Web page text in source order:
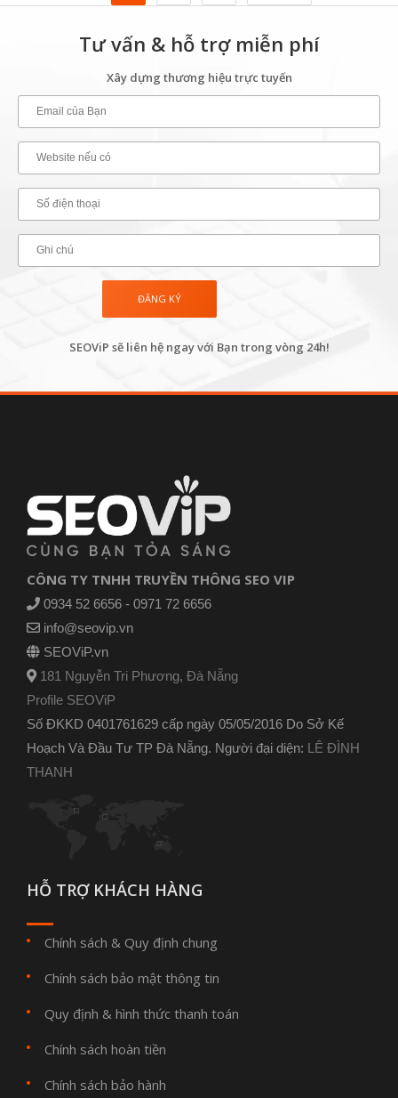
Tư vấn & hỗ trợ miễn phí
Xây dựng thương hiệu trực tuyến
SEOViP sẽ liên hệ ngay với Bạn trong vòng 24h!
CÔNG TY TNHH TRUYỀN THÔNG SEO VIP
0934 52 6656 - 0971 72 6656
info@seovip.vn
SEOViP.vn
181 Nguyễn Tri Phương, Đà Nẵng
Profile SEOViP
Số ĐKKD 0401761629 cấp ngày 05/05/2016 Do Sở Kế
Hoạch Và Đầu Tư TP Đà Nẵng. Người đại diện: LÊ ĐÌNH
THANH
HỖ TRỢ KHÁCH HÀNG
Chính sách & Quy định chung
Chính sách bảo mật thông tin
Quy định & hình thức thanh toán
Chính sách hoàn tiền
Chính sách bảo hành